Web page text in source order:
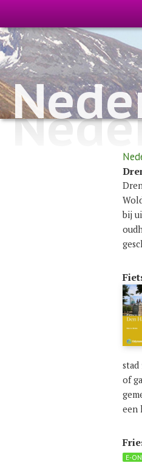
bij
stad
of
een
E-